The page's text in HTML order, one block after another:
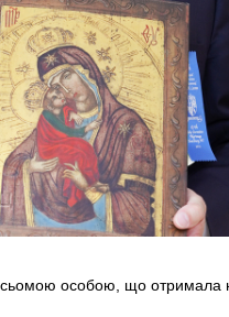
особою, що отримала